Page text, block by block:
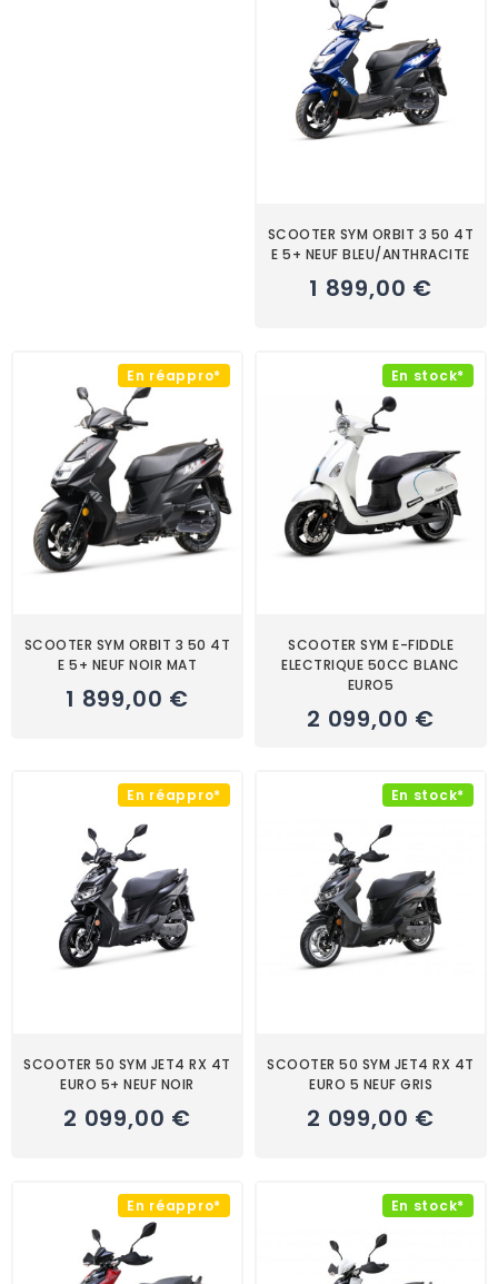
SCOOTER SYM ORBIT 3 50 4T
E 5+ NEUF BLEU/ANTHRACITE
1 899,00 €
En réappro*
SCOOTER SYM ORBIT 3 50 4T
E 5+ NEUF NOIR MAT
1 899,00 €
En stock*
SCOOTER SYM E-FIDDLE
ELECTRIQUE 50CC BLANC
EURO5
2 099,00 €
En réappro*
SCOOTER 50 SYM JET4 RX 4T
EURO 5+ NEUF NOIR
2 099,00 €
En stock*
SCOOTER 50 SYM JET4 RX 4T
EURO 5 NEUF GRIS
2 099,00 €
En réappro* En stock*